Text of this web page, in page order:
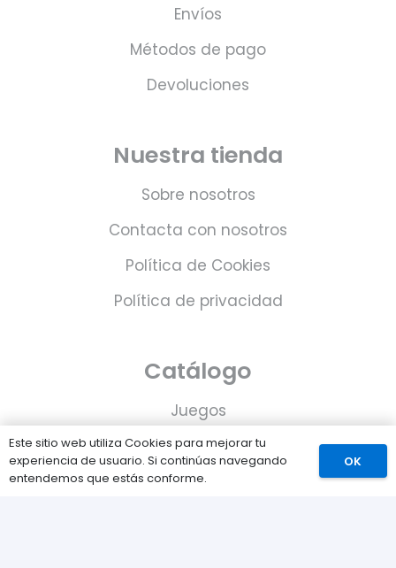
Envíos
Métodos de pago
Devoluciones
Nuestra tienda
Sobre nosotros
Contacta con nosotros
Política de Cookies
Política de privacidad
Catálogo
Juegos
Consolas
Accesorios para tu PS5
Este sitio web utiliza Cookies para mejorar tu
experiencia de usuario. Si continúas navegando
entendemos que estás conforme.
OK